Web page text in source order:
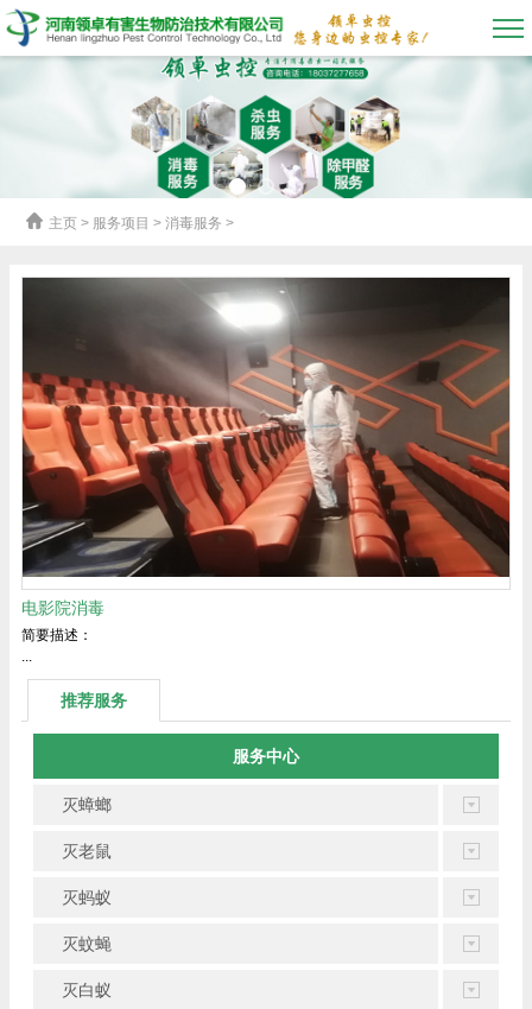
主页 > 服务项目 > 消毒服务 >
电影院消毒
简要描述：
...
推荐服务
服务中心
灭蟑螂
灭老鼠
灭蚂蚁
灭蚊蝇
灭白蚁